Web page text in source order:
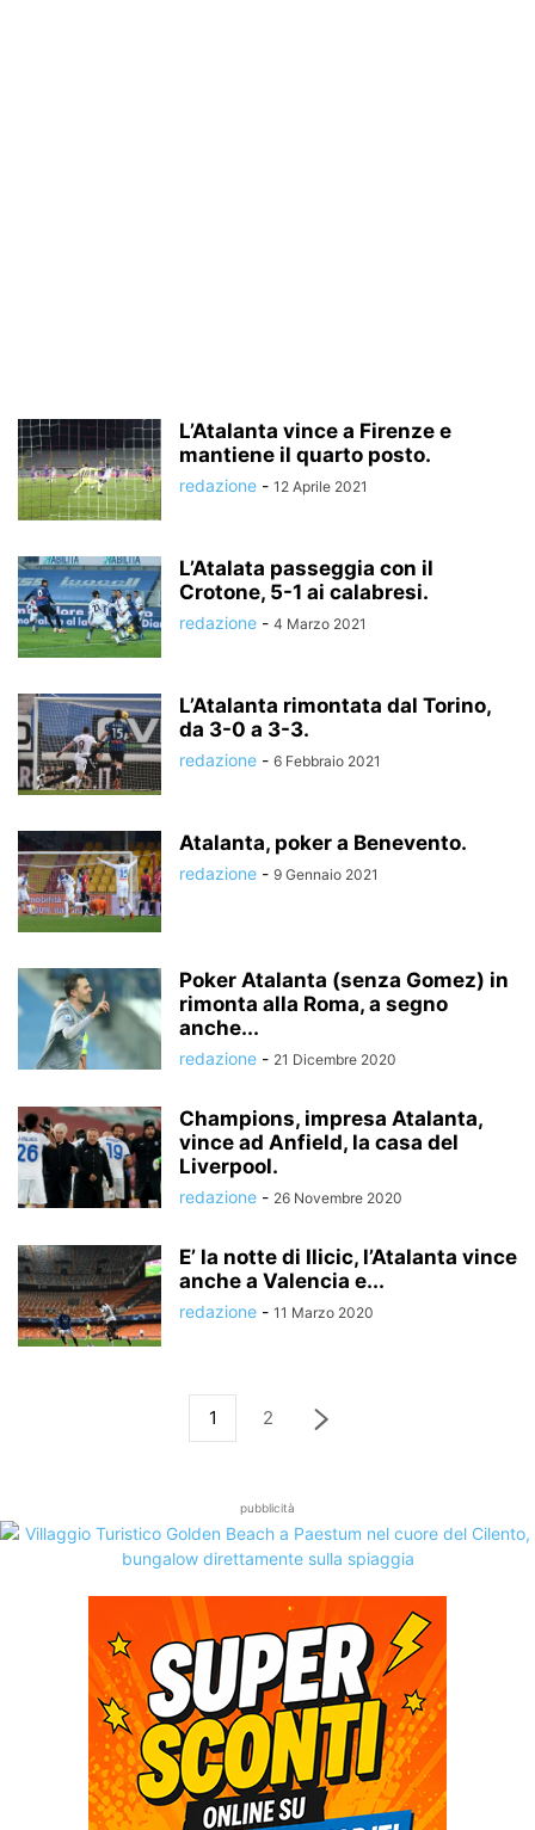
L’Atalanta vince a Firenze e
mantiene il quarto posto.
redazione - 12 Aprile 2021
L’Atalata passeggia con il
Crotone, 5-1 ai calabresi.
redazione - 4 Marzo 2021
L’Atalanta rimontata dal Torino,
da 3-0 a 3-3.
redazione - 6 Febbraio 2021
Atalanta, poker a Benevento.
redazione - 9 Gennaio 2021
Poker Atalanta (senza Gomez) in
rimonta alla Roma, a segno
anche...
redazione - 21 Dicembre 2020
Champions, impresa Atalanta,
vince ad Anfield, la casa del
Liverpool.
redazione - 26 Novembre 2020
E’ la notte di Ilicic, l’Atalanta vince
anche a Valencia e...
redazione - 11 Marzo 2020
1 2
pubblicità